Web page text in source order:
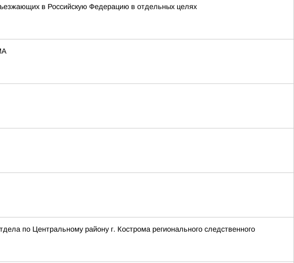
в Российскую Федерацию в отдельных целях
по Центральному району г. Кострома регионального следственного